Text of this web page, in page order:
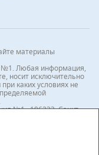
материалы
Любая информация,
носит исключительно
каких условиях не
№1» 196233, Санкт-